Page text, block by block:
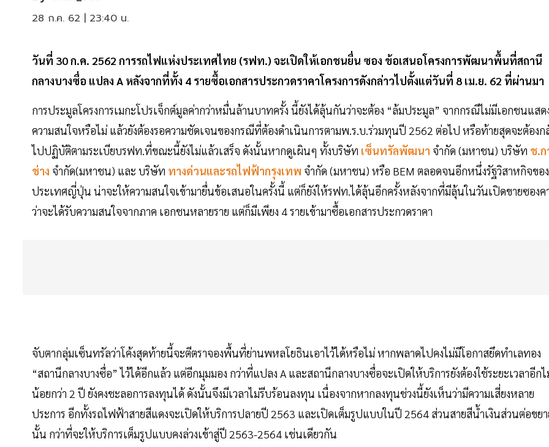
28 ก.ค. 62 | 23:40 น.
วันที่ 30 ก.ค. 2562 การรถไฟแห่งประเทศไทย (รฟท.) จะเปิดให้เอกชนยื่น ซอง ข้อเสนอโครงการพัฒนาพื้นที่สถานี
กลางบางซื่อ แปลง A หลังจากที่ทั้ง 4 รายซื้อเอกสารประกวดราคาโครงการดังกล่าวไปตั้งแต่วันที่ 8 เม.ย. 62 ที่ผ่านมา
การประมูลโครงการเมกะโปรเจ็กต์มูลค่ากว่าหมื่นล้านบาทครั้ง นี้ยังได้ลุ้นกันว่าจะต้อง “ล้มประมูล” จากกรณีไม่มีเอกชนแสด
ความสนใจหรือไม่ แล้วยังต้องรอความชัดเจนของกรณีที่ต้องดำเนินการตามพ.ร.บ.ร่วมทุนปี 2562 ต่อไป หรือท้ายสุดจะต้องก
ไปปฏิบัติตามระเบียบรฟท.ที่ขณะนี้ยังไม่แล้วเสร็จ ดังนั้นหากดูเผินๆ ทั้งบริษัท เซ็นทรัลพัฒนา จำกัด (มหาชน) บริษัท ช.ก
ช่าง จำกัด(มหาชน) และ บริษัท ทางด่วนและรถไฟฟ้ากรุงเทพ จำกัด (มหาชน) หรือ BEM ตลอดจนอีกหนึ่งรัฐวิสาหกิจของ
ประเทศญี่ปุ่น น่าจะให้ความสนใจเข้ามายื่นข้อเสนอในครั้งนี้ แต่ก็ยังให้รฟท.ได้ลุ้นอีกครั้งหลังจากที่มีลุ้นในวันเปิดขายซองค
ว่าจะได้รับความสนใจจากภาค เอกชนหลายราย แต่ก็มีเพียง 4 รายเข้ามาซื้อเอกสารประกวดราคา
จับตากลุ่มเซ็นทรัลว่าโค้งสุดท้ายนี้จะตีตราจองพื้นที่ย่านพหลโยธินเอาไว้ได้หรือไม่ หากพลาดไปคงไม่มีโอกาสยึดทำเลทอง
“สถานีกลางบางซื่อ” ไว้ได้อีกแล้ว แต่อีกมุมมอง กว่าที่แปลง A และสถานีกลางบางซื่อจะเปิดให้บริการยังต้องใช้ระยะเวลาอีก
น้อยกว่า 2 ปี ยังคงชะลอการลงทุนได้ ดังนั้นจึงมีเวลาไม่รีบร้อนลงทุน เนื่องจากหากลงทุนช่วงนี้ยังเห็นว่ามีความเสี่ยงหลาย
ประการ อีกทั้งรถไฟฟ้าสายสีแดงจะเปิดให้บริการปลายปี 2563 และเปิดเต็มรูปแบบในปี 2564 ส่วนสายสีนํ้าเงินส่วนต่อขย
นั้น กว่าที่จะให้บริการเต็มรูปแบบคงล่วงเข้าสู่ปี 2563-2564 เช่นเดียวกัน